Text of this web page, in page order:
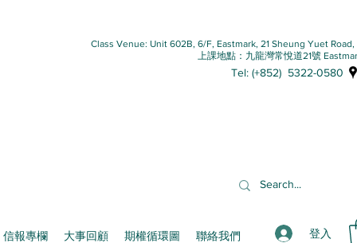
Class Venue: Unit 602B, 6/F, Eastmark, 21 Sheung Yuet
上課地點：九龍灣常悅道21號
Tel: (+852) 5322-0580
信報專欄 大事回顧 期權循環圖 聯絡我們 登入